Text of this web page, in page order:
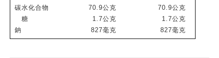
碳水化合物
糖
鈉
70.9公克
1.7公克
827毫克
70.9公克
1.7公克
827毫克